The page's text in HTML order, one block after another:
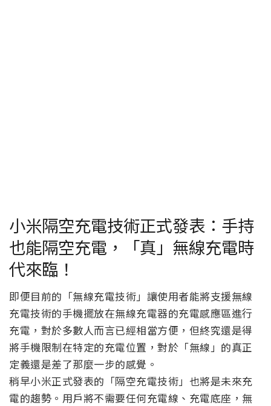
小米隔空充電技術正式發表：手持
也能隔空充電，「真」無線充電時
代來臨！
即便目前的「無線充電技術」讓使用者能將支援無線
充電技術的手機擺放在無線充電器的充電感應區進行
充電，對於多數人而言已經相當方便，但終究還是得
將手機限制在特定的充電位置，對於「無線」的真正
定義還是差了那麼一步的感覺。
稍早小米正式發表的「隔空充電技術」也將是未來充
電的趨勢。用戶將不需要任何充電線、充電底座，無